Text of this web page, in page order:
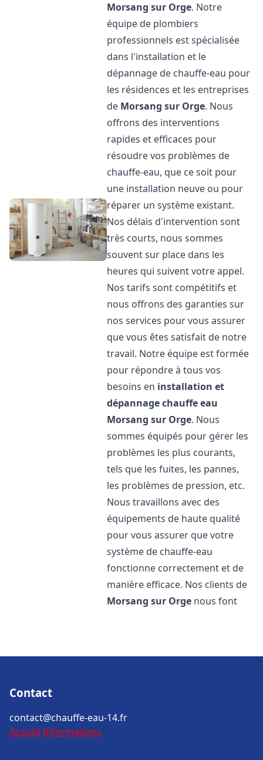
Morsang sur Orge. Notre
équipe de plombiers
professionnels est spécialisée
dans l'installation et le
dépannage de chauffe-eau pour
les résidences et les entreprises
de Morsang sur Orge. Nous
offrons des interventions
rapides et efficaces pour
résoudre vos problèmes de
chauffe-eau, que ce soit pour
une installation neuve ou pour
réparer un système existant.
Nos délais d'intervention sont
très courts, nous sommes
souvent sur place dans les
heures qui suivent votre appel.
Nos tarifs sont compétitifs et
nous offrons des garanties sur
nos services pour vous assurer
que vous êtes satisfait de notre
travail. Notre équipe est formée
pour répondre à tous vos
besoins en installation et
dépannage chauffe eau
Morsang sur Orge. Nous
sommes équipés pour gérer les
problèmes les plus courants,
tels que les fuites, les pannes,
les problèmes de pression, etc.
Nous travaillons avec des
équipements de haute qualité
pour vous assurer que votre
système de chauffe-eau
fonctionne correctement et de
manière efficace. Nos clients de
Morsang sur Orge nous font
Contact
contact@chauffe-eau-14.fr
Accueil Informations